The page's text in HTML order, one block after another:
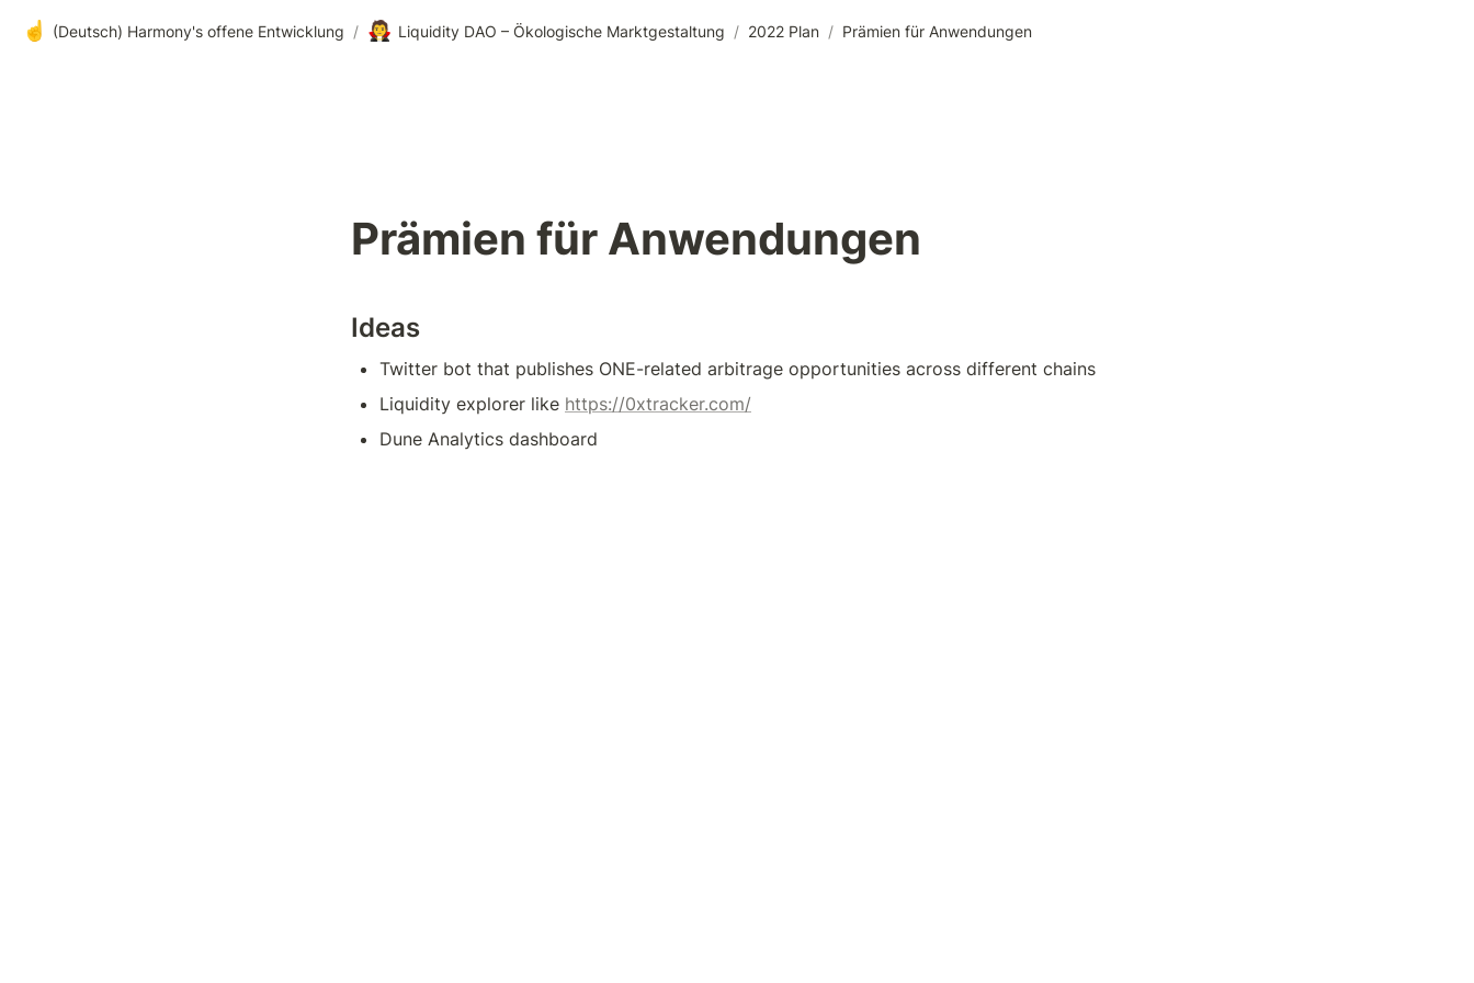
☝️ (Deutsch) Harmony's offene Entwicklung / 🧛 Liquidity DAO – Ökologische Marktgestaltung / 2022 Plan / Prämien für Anwendungen
Prämien für Anwendungen
Ideas
Twitter bot that publishes ONE-related arbitrage opportunities across different chains
Liquidity explorer like https://0xtracker.com/
Dune Analytics dashboard